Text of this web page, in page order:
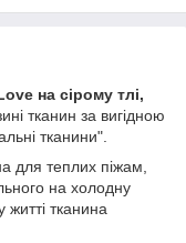
на сірому тлі,
тканин за вигідною
тканини".
для теплих піжам,
на холодну
тканина